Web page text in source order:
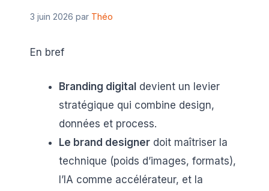
3 juin 2026 par Théo
En bref
Branding digital devient un levier
stratégique qui combine design,
données et process.
Le brand designer doit maîtriser la
technique (poids d’images, formats),
l’IA comme accélérateur, et la